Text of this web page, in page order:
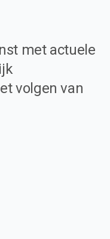
met actuele
volgen van